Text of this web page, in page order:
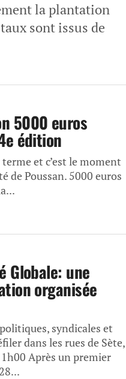
la plantation
sont issus de
5000 euros
édition
et c’est le moment
de Poussan. 5000 euros
Globale: une
organisée
syndicales et
dans les rues de Sète,
Après un premier